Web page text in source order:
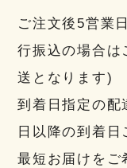
ご注文後5営業
行振込の場合は
送となります)
到着日指定の配
日以降の到着日
最短お届けをご